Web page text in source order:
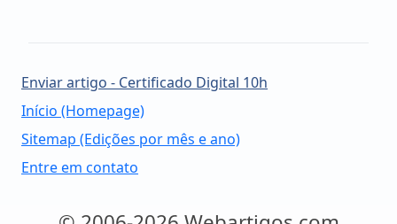
Enviar artigo - Certificado Digital 10h
Início (Homepage)
Sitemap (Edições por mês e ano)
Entre em contato